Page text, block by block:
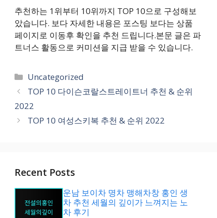
추천하는 1위부터 10위까지 TOP 10으로 구성해보
았습니다. 보다 자세한 내용은 포스팅 보다는 상품
페이지로 이동후 확인을 추천 드립니다.본문 글은 파
트너스 활동으로 커미션을 지급 받을 수 있습니다.
카
테
리
Uncategorized
TOP 10 다이슨코랄스트레이트너 추천 & 순위
2022
TOP 10 여성스키복 추천 & 순위 2022
Recent Posts
운남 보이차 명차 맹해차창 홍인 생
차 추천 세월의 깊이가 느껴지는 노
차 후기